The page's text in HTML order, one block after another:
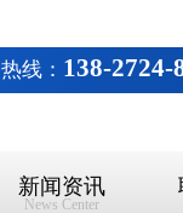
线： 138-2724-
新闻资讯
News Center